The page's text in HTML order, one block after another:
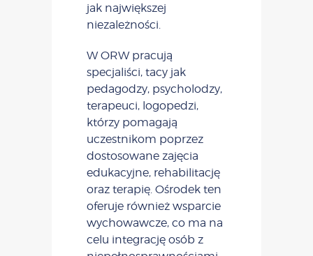
jak największej
niezależności.
W ORW pracują
specjaliści, tacy jak
pedagodzy, psycholodzy,
terapeuci, logopedzi,
którzy pomagają
uczestnikom poprzez
dostosowane zajęcia
edukacyjne, rehabilitację
oraz terapię. Ośrodek ten
oferuje również wsparcie
wychowawcze, co ma na
celu integrację osób z